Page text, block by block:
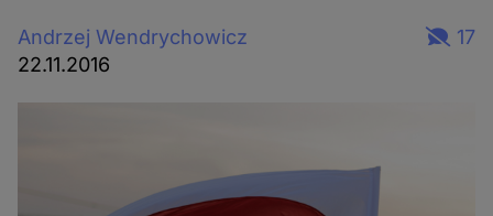
Andrzej Wendrychowicz
22.11.2016
17